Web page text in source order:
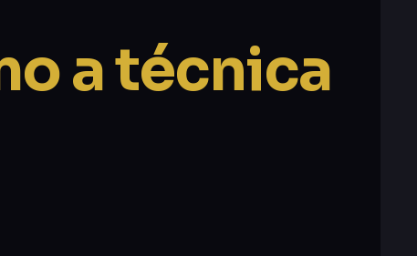
a técnica